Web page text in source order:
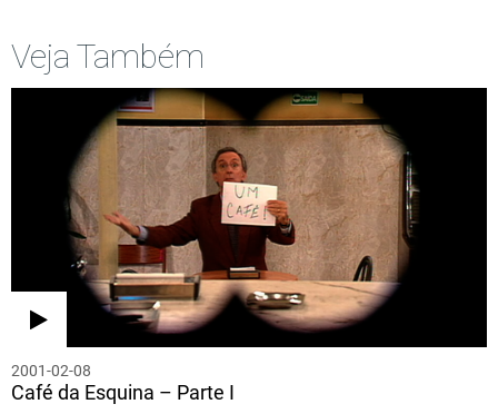
Veja Também
2001-02-08
Café da Esquina – Parte I